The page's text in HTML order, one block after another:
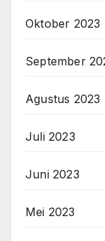
Oktober 2023
September
Agustus 2023
Juli 2023
Juni 2023
Mei 2023